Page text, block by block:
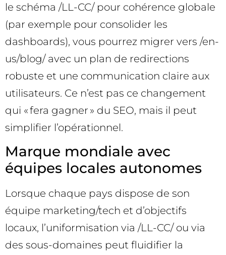
le schéma /LL-CC/ pour cohérence globale
(par exemple pour consolider les
dashboards), vous pourrez migrer vers /en-
us/blog/ avec un plan de redirections
robuste et une communication claire aux
utilisateurs. Ce n’est pas ce changement
qui « fera gagner » du SEO, mais il peut
simplifier l’opérationnel.
Marque mondiale avec
équipes locales autonomes
Lorsque chaque pays dispose de son
équipe marketing/tech et d’objectifs
locaux, l’uniformisation via /LL-CC/ ou via
des sous-domaines peut fluidifier la